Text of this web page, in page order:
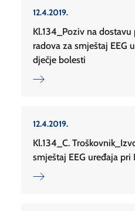
12.4.2019.
Kl.134_Poziv na
radova za smještaj EEG
dječje bolesti
12.4.2019.
Kl.134_C.
smještaj EEG uređaja